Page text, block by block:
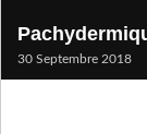
30 Septembre 2018